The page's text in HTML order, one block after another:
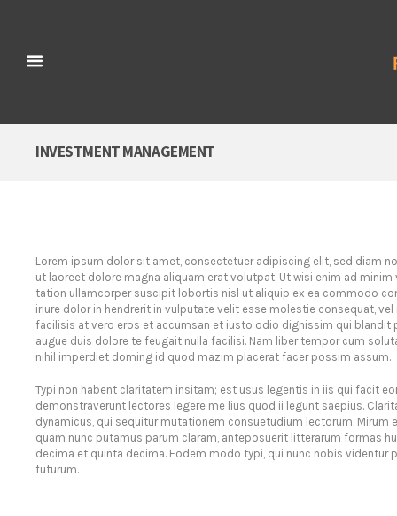
INVESTMENT MANAGEMENT
Lorem ipsum dolor sit amet, consectetuer adipiscing elit, sed diam
ut laoreet dolore magna aliquam erat volutpat. Ut wisi enim ad minim
tation ullamcorper suscipit lobortis nisl ut aliquip ex ea commodo
iriure dolor in hendrerit in vulputate velit esse molestie consequat,
facilisis at vero eros et accumsan et iusto odio dignissim qui blandit
augue duis dolore te feugait nulla facilisi. Nam liber tempor cum
nihil imperdiet doming id quod mazim placerat facer possim assum.
Typi non habent claritatem insitam; est usus legentis in iis qui facit
demonstraverunt lectores legere me lius quod ii legunt saepius.
dynamicus, qui sequitur mutationem consuetudium lectorum. Mirum
quam nunc putamus parum claram, anteposuerit litterarum formas
decima et quinta decima. Eodem modo typi, qui nunc nobis videntur
futurum.